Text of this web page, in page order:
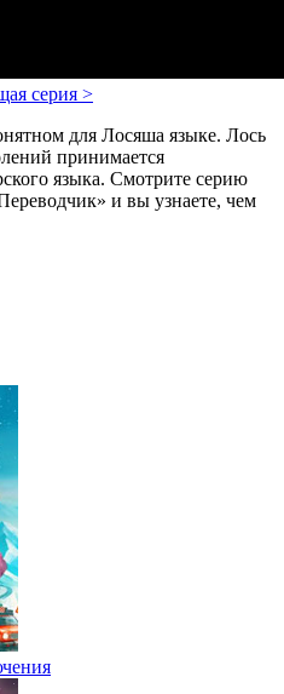
серия >
для Лосяша языке. Лось
принимается
языка. Смотрите серию
и вы узнаете, чем